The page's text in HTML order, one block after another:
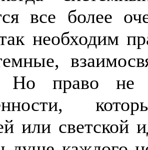
все более
необходим
Но право не
или светской